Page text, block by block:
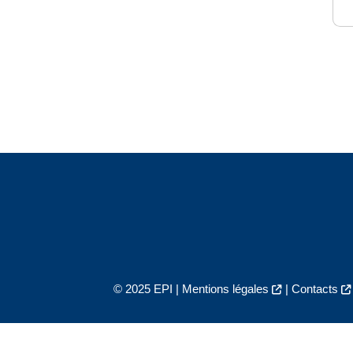
© 2025 EPI | Mentions légales | Contacts